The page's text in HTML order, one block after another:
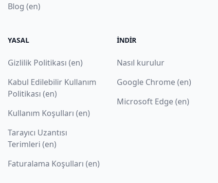
Blog (en)
YASAL
Gizlilik Politikası (en)
Kabul Edilebilir Kullanım
Politikası (en)
Kullanım Koşulları (en)
Tarayıcı Uzantısı
Terimleri (en)
Faturalama Koşulları (en)
İNDIR
Nasıl kurulur
Google Chrome (en)
Microsoft Edge (en)